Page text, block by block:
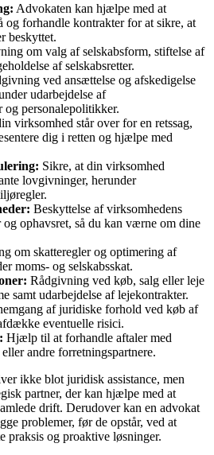
Advokaten kan hjælpe med at
og forhandle kontrakter for at sikre, at
beskyttet.
om valg af selskabsform, stiftelse af
af selskabsretter.
ved ansættelse og afskedigelse
udarbejdelse af
og personalepolitikker.
virksomhed står over for en retssag,
dig i retten og hjælpe med
Sikre, at din virksomhed
lovgivninger, herunder
Beskyttelse af virksomhedens
ophavsret, så du kan værne om dine
om skatteregler og optimering af
moms- og selskabsskat.
Rådgivning ved køb, salg eller leje
samt udarbejdelse af lejekontrakter.
af juridiske forhold ved køb af
eventuelle risici.
Hjælp til at forhandle aftaler med
andre forretningspartnere.
ikke blot juridisk assistance, men
partner, der kan hjælpe med at
drift. Derudover kan en advokat
problemer, før de opstår, ved at
praksis og proaktive løsninger.